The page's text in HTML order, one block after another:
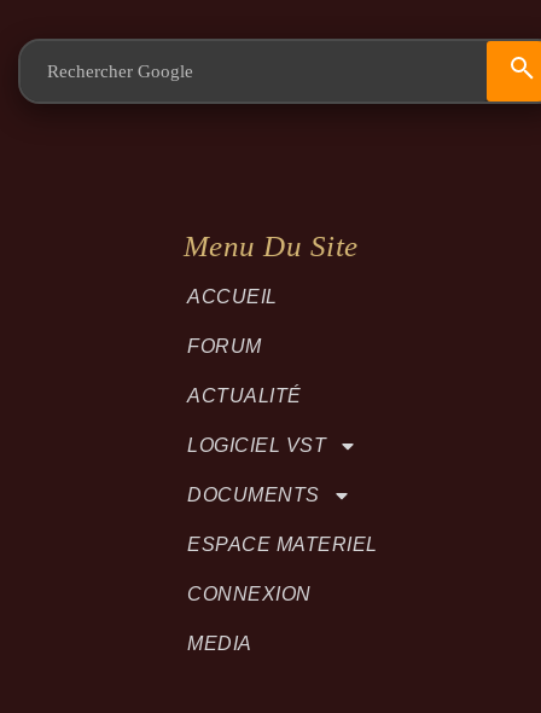
Menu Du Site
ACCUEIL
FORUM
ACTUALITÉ
LOGICIEL VST
DOCUMENTS
ESPACE MATERIEL
CONNEXION
MEDIA